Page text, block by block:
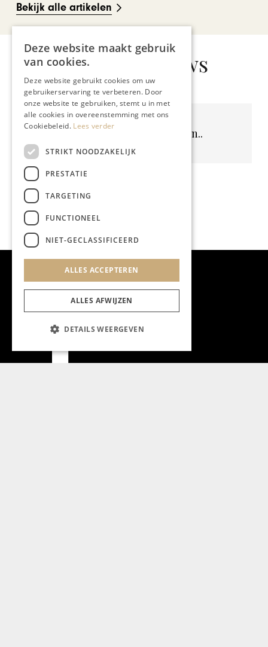
Bekijk alle artikelen
Gerelateerd nieuws
Geen resultaten gevonden..
Deze website maakt gebruik
van cookies.
Deze website gebruikt cookies om uw
gebruikerservaring te verbeteren. Door
onze website te gebruiken, stemt u in met
alle cookies in overeenstemming met ons
Cookiebeleid. Lees verder
STRIKT NOODZAKELIJK
PRESTATIE
TARGETING
FUNCTIONEEL
NIET-GECLASSIFICEERD
ALLES ACCEPTEREN
ALLES AFWIJZEN
DETAILS WEERGEVEN